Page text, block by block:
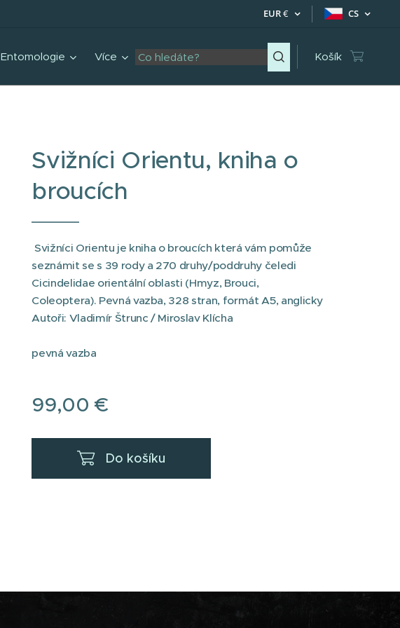
EUR€ CS
Entomologie Více Košík
Svižníci Orientu, kniha o
broucích
Svižníci Orientu je kniha o broucích která vám pomůže
seznámit se s 39 rody a 270 druhy/poddruhy čeledi
Cicindelidae orientální oblasti (Hmyz, Brouci,
Coleoptera). Pevná vazba, 328 stran, formát A5, anglicky
Autoři: Vladimír Štrunc / Miroslav Klícha
pevná vazba
99,00 €
Do košíku